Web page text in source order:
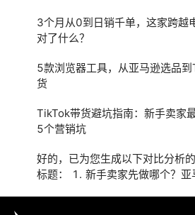
3个月从0到日销千单，这家跨越
对了什么？
5款浏览器工具，从亚马逊选品
货
TikTok带货避坑指南：新手卖家
5个营销坑
好的，已为您生成以下对比分析
标题： 1. 新手卖家先做哪个？亚马逊还是